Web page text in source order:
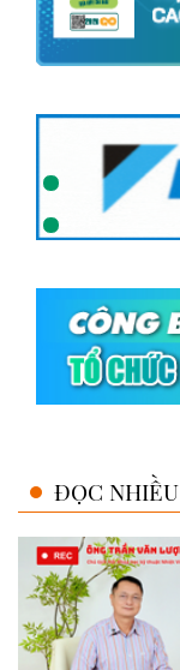
ĐỌC NHIỀU